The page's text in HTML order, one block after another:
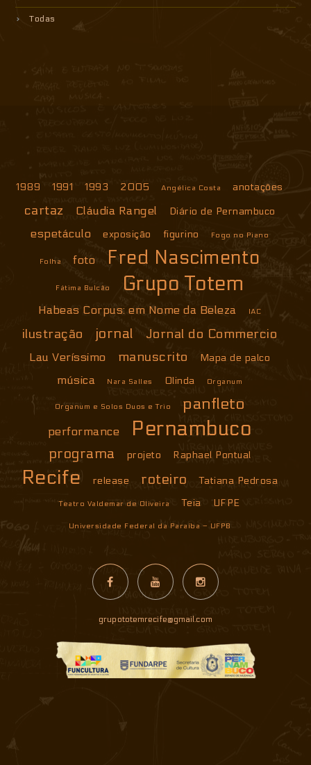
Todas
1989 1991 1993 2005 Angélica Costa anotações
cartaz Cláudia Rangel Diário de Pernambuco
espetáculo exposição figurino Fogo no Piano
Folha foto Fred Nascimento
Fátima Bulcão Grupo Totem
Habeas Corpus: em Nome da Beleza IAC
ilustração jornal Jornal do Commercio
Lau Veríssimo manuscrito Mapa de palco
música Nara Salles Olinda Organum
Organum e Solos Duos e Trio panfleto
performance Pernambuco
programa projeto Raphael Pontual
Recife release roteiro Tatiana Pedrosa
Teatro Valdemar de Oliveira Teia UFPE
Universidade Federal da Paraíba – UFPB
grupototemrecife@gmail.com